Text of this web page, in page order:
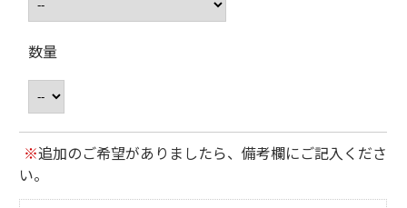
数量
※追加のご希望がありましたら、備考欄にご記入くださ
い。